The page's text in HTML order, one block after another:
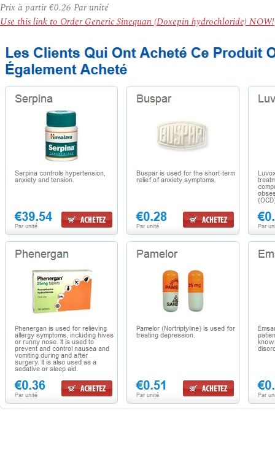
Prix à partir€0.26 Par unité
Use this link to Order Generic Sinequan (Doxepin hydrochloride) NOW!